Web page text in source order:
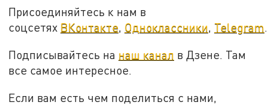
Присоединяйтесь к нам в
соцсетях ВКонтакте, Одноклассники, Telegram.
Подписывайтесь на наш канал в Дзене. Там
все самое интересное.
Если вам есть чем поделиться с нами,